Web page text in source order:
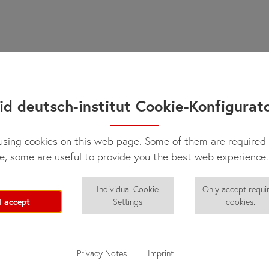
deutsch-institut Cookie-
cookies on this web page. Some of them are
some are useful to provide you the best web experience.
I accept
Individual Cookie
Settings
Only accept
cookies.
Privacy Notes Imprint